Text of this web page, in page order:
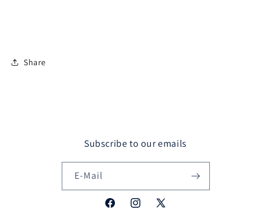
Share
Subscribe to our emails
E-Mail
FacebookInstagram
X